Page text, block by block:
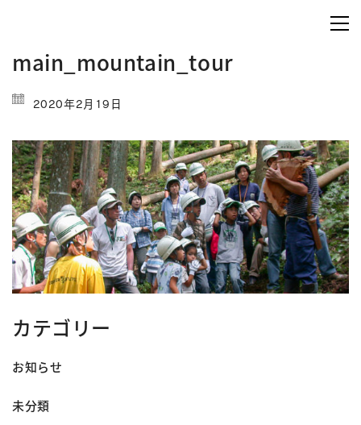
main_mountain_tour
2020年2月19日
カテゴリー
お知らせ
未分類